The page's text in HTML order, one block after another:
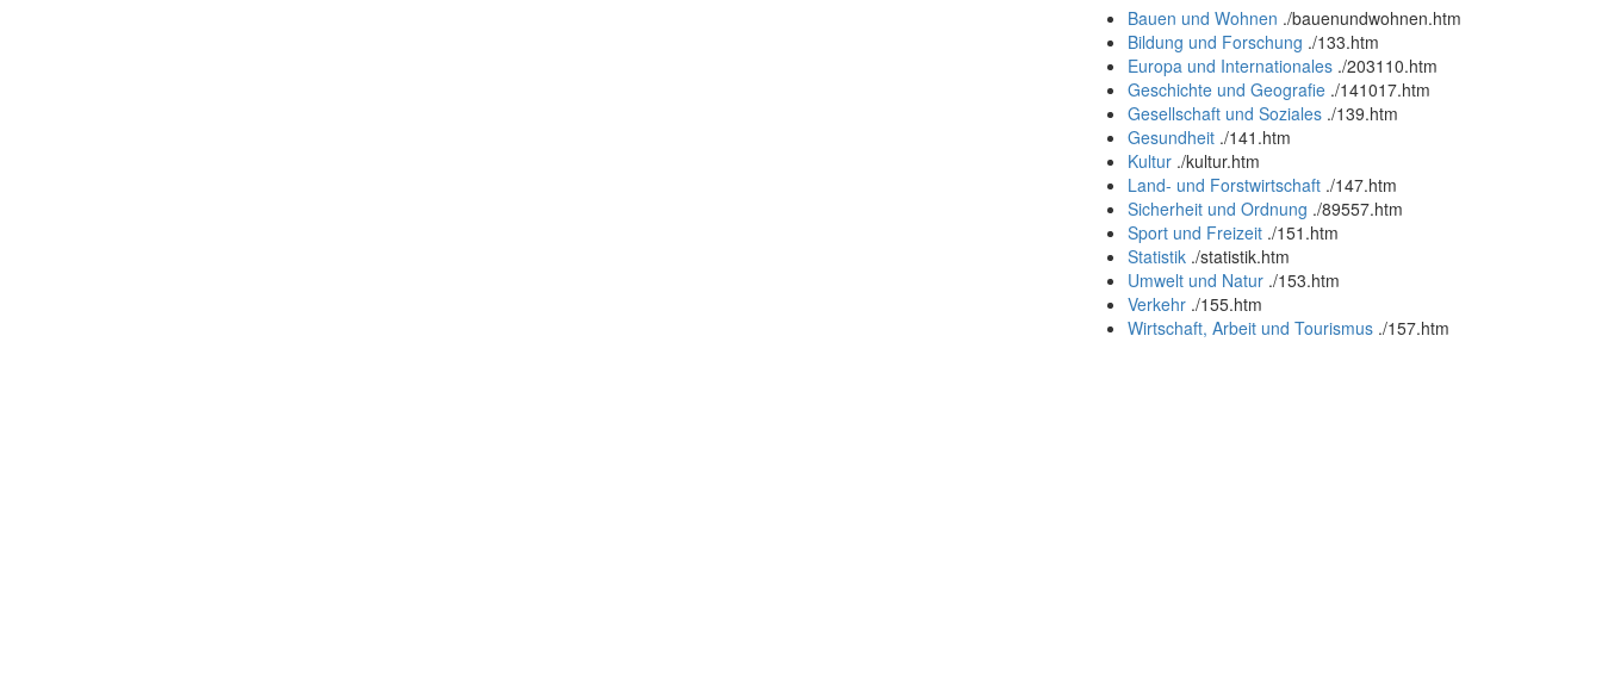
Bauen und Wohnen ./bauenundwohnen.htm
Bildung und Forschung ./133.htm
Europa und Internationales ./203110.htm
Geschichte und Geografie ./141017.htm
Gesellschaft und Soziales ./139.htm
Gesundheit ./141.htm
Kultur ./kultur.htm
Land- und Forstwirtschaft ./147.htm
Sicherheit und Ordnung ./89557.htm
Sport und Freizeit ./151.htm
Statistik ./statistik.htm
Umwelt und Natur ./153.htm
Verkehr ./155.htm
Wirtschaft, Arbeit und Tourismus ./157.htm